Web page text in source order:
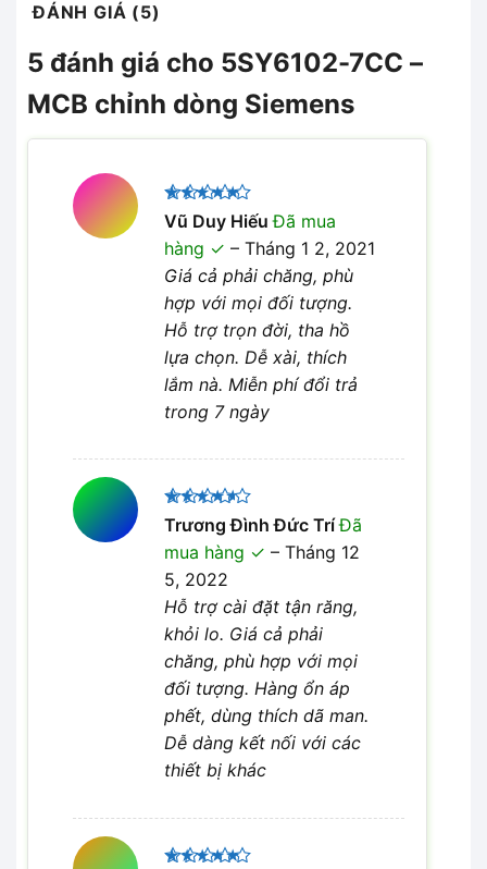
ĐÁNH GIÁ (5)
5 đánh giá cho 5SY6102-7CC –
MCB chỉnh dòng Siemens
Được xếp
5
sao
Vũ Duy HiếuĐã mua
hàng
– Tháng 1 2, 2021
Giá cả phải chăng, phù
hợp với mọi đối tượng.
Hỗ trợ trọn đời, tha hồ
lựa chọn. Dễ xài, thích
lắm nà. Miễn phí đổi trả
trong 7 ngày
Được
xếp hạng
45 sao
Trương Đình Đức TríĐã
mua hàng
– Tháng 12
5, 2022
Hỗ trợ cài đặt tận răng,
khỏi lo. Giá cả phải
chăng, phù hợp với mọi
đối tượng. Hàng ổn áp
phết, dùng thích dã man.
Dễ dàng kết nối với các
thiết bị khác